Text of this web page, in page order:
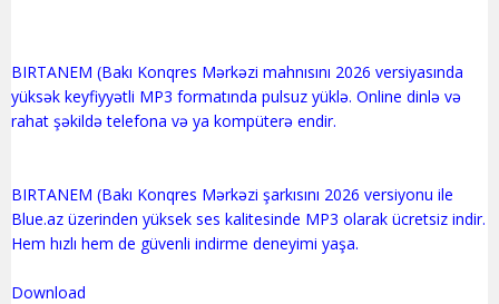
BIRTANEM (Bakı Konqres Mərkəzi mahnısını 2026 versiyasında
yüksək keyfiyyətli MP3 formatında pulsuz yüklə. Online dinlə və
rahat şəkildə telefona və ya kompüterə endir.
BIRTANEM (Bakı Konqres Mərkəzi şarkısını 2026 versiyonu ile
Blue.az üzerinden yüksek ses kalitesinde MP3 olarak ücretsiz indir.
Hem hızlı hem de güvenli indirme deneyimi yaşa.
Download